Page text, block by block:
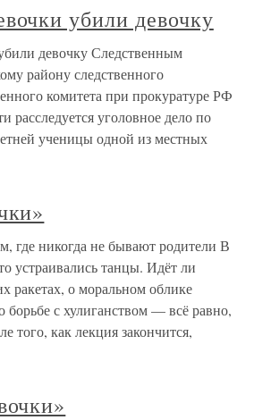
убили девочку
девочку Следственным
району следственного
комитета при прокуратуре РФ
расследуется уголовное дело по
ученицы одной из местных
где никогда не бывают родители В
устраивались танцы. Идёт ли
ракетах, о моральном облике
борьбе с хулиганством — всё равно,
того, как лекция закончится,